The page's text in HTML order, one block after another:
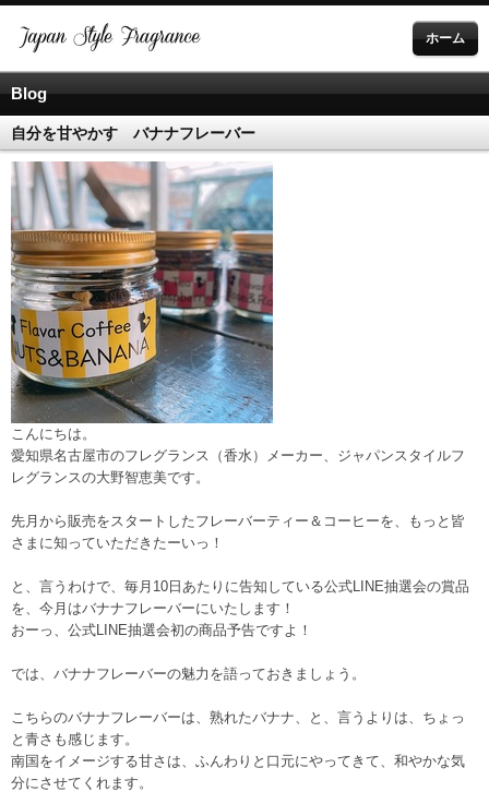
ホーム
Blog
自分を甘やかす バナナフレーバー
こんにちは。
愛知県名古屋市のフレグランス（香水）メーカー、ジャパンスタイルフ
レグランスの大野智恵美です。
先月から販売をスタートしたフレーバーティー＆コーヒーを、もっと皆
さまに知っていただきたーいっ！
と、言うわけで、毎月10日あたりに告知している公式LINE抽選会の賞品
を、今月はバナナフレーバーにいたします！
おーっ、公式LINE抽選会初の商品予告ですよ！
では、バナナフレーバーの魅力を語っておきましょう。
こちらのバナナフレーバーは、熟れたバナナ、と、言うよりは、ちょっ
と青さも感じます。
南国をイメージする甘さは、ふんわりと口元にやってきて、和やかな気
分にさせてくれます。